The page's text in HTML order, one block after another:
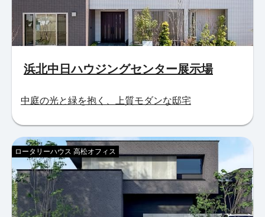
浜北中日ハウジングセンター展示場
中庭の光と緑を抱く、上質モダンな邸宅
ロータリーハウス 高松オフィス